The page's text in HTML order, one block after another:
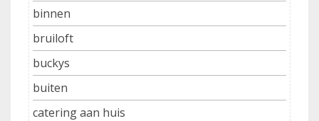
binnen
bruiloft
buckys
buiten
catering aan huis